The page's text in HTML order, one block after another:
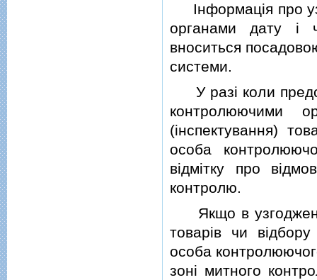
Iнформацiя про
органами дату i
вноситься
системи.
У разi коли
контролюючими
(iнспектування)
особа
вiдмiтку про
контролю.
Якщо в узгодженi
товарiв чи вiдбору
особа
зонi митного